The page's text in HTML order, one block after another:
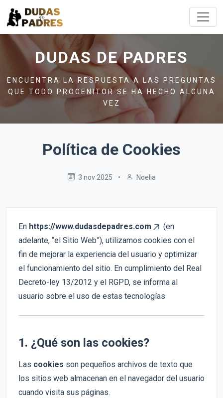
DUDAS DE PADRES
ENCUENTRA LA RESPUESTA A LAS PREGUNTAS
QUE TODO PROGENITOR SE HA HECHO ALGUNA
VEZ
Política de Cookies
3 nov 2025 • Noelia
En https://www.dudasdepadres.com
(en
adelante, “el Sitio Web”), utilizamos cookies con el
fin de mejorar la experiencia del usuario y optimizar
el funcionamiento del sitio. En cumplimiento del Real
Decreto-ley 13/2012 y el RGPD, se informa al
usuario sobre el uso de estas tecnologías.
1. ¿Qué son las cookies?
Las cookies son pequeños archivos de texto que
los sitios web almacenan en el navegador del usuario
cuando visita sus páginas.